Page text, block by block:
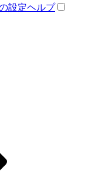
設定ヘルプ